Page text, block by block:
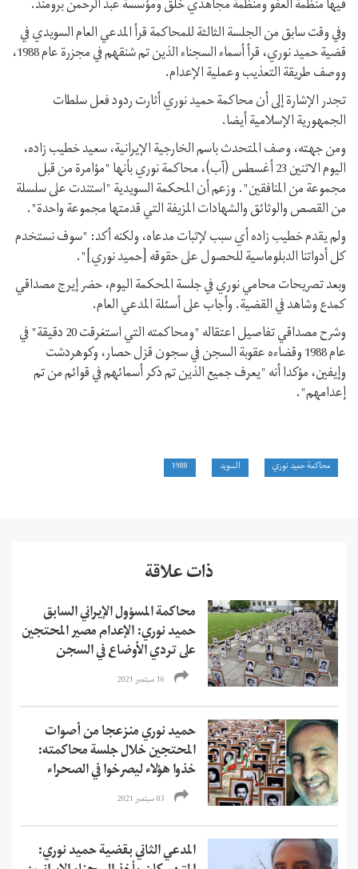
فيها منظمة العفو ومنظمة مجاهدي خلق ومؤسسة عبد الرحمن برومند.
وفي وقت سابق من الجلسة الثالثة للمحاكمة قرأ المدعي العام السويدي في
قضية حميد نوري، قرأ أسماء السجناء الذين تم شنقهم في مجزرة عام 1988،
ووصف طريقة التعذيب وعملية الإعدام.
تجدر الإشارة إلى أن محاكمة حميد نوري أثارت ردود فعل سلطات
الجمهورية الإسلامية أيضا.
ومن جهته، وصف المتحدث باسم الخارجية الإيرانية، سعيد خطيب زاده،
اليوم الاثنين 23 أغسطس (آب)، محاكمة نوري بأنها "مؤامرة من قبل
مجموعة من المنافقين". وزعم أن المحكمة السويدية "استندت على سلسلة
من القصص والوثائق والشهادات المزيفة التي قدمتها مجموعة واحدة".
ولم يقدم خطيب زاده أي سبب لإثبات مدعاه، ولكنه أكد: "سوف نستخدم
كل أدواتنا الدبلوماسية للحصول على حقوقه [حميد نوري]".
وبعد تصريحات محامي نوري في جلسة المحكمة اليوم، حضر إيرج مصداقي
كمدع وشاهد في القضية. وأجاب على أسئلة المدعي العام.
وشرح مصداقي تفاصيل اعتقاله "ومحاكمته التي استغرقت 20 دقيقة" في
عام 1988 وقضاءه عقوبة السجن في سجون قزل حصار، وكوهردشت
وإيفين، مؤكدا أنه "يعرف جميع الذين تم ذكر أسمائهم في قوائم من تم
إعدامهم".
محاكمة حميد نوري السويد 1988
ذات علاقة
محاكمة المسؤول الإيراني السابق
حميد نوري: الإعدام مصير المحتجين
على تردي الأوضاع في السجن
16 سبتمبر 2021
حميد نوري منزعجا من أصوات
المحتجين خلال جلسة محاكمته:
خذوا هؤلاء ليصرخوا في الصحراء
03 سبتمبر 2021
المدعي الثاني بقضية حميد نوري: